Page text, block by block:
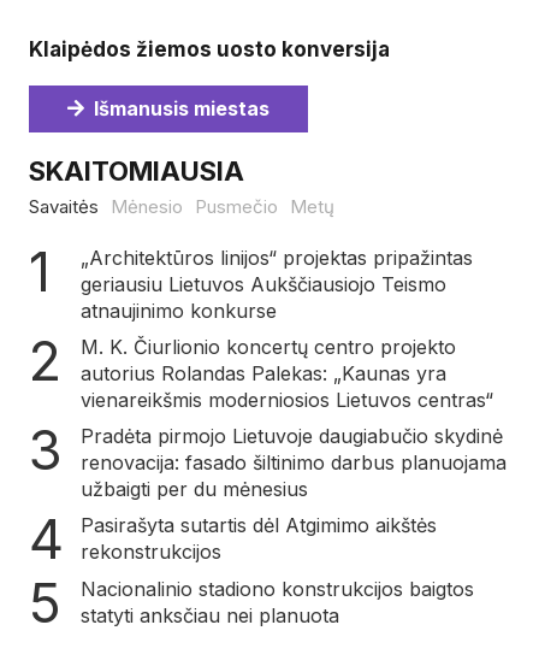
Klaipėdos žiemos uosto konversija
Išmanusis miestas
SKAITOMIAUSIA
Savaitės Mėnesio Pusmečio Metų
„Architektūros linijos“ projektas pripažintas
geriausiu Lietuvos Aukščiausiojo Teismo
atnaujinimo konkurse
M. K. Čiurlionio koncertų centro projekto
autorius Rolandas Palekas: „Kaunas yra
vienareikšmis moderniosios Lietuvos centras“
Pradėta pirmojo Lietuvoje daugiabučio skydinė
renovacija: fasado šiltinimo darbus planuojama
užbaigti per du mėnesius
Pasirašyta sutartis dėl Atgimimo aikštės
rekonstrukcijos
Nacionalinio stadiono konstrukcijos baigtos
statyti anksčiau nei planuota